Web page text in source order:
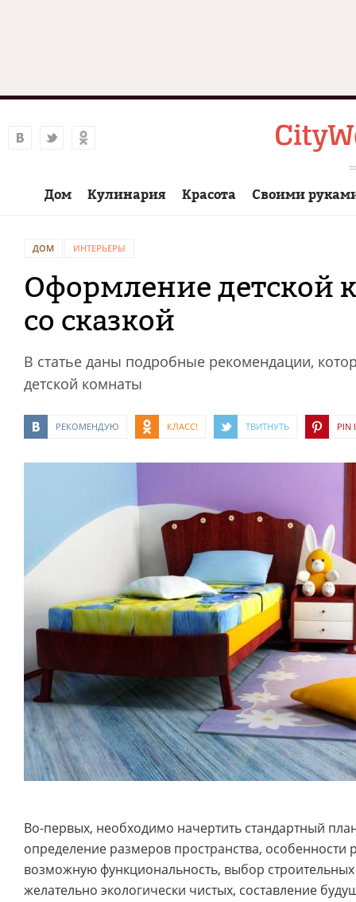
Дом Кулинария Красота Своими
ДОМ ИНТЕРЬЕРЫ
Оформление детской
со сказкой
В статье даны подробные рекомендации,
детской комнаты
РЕКОМЕНДУЮ КЛАСС! ТВИТНУТЬ PIN
Во-первых, необходимо начертить стандартный
определение размеров пространства, особенности
возможную функциональность, выбор
желательно экологически чистых, составление